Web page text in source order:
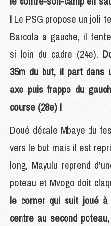
! Le PSG propose un joli
Barcola à gauche, il
si loin du cadre (24e).
35m du but, il part dans
axe puis frappe du
course (28e) !
Doué décale Mbaye du
vers le but mais il est
long, Mayulu reprend
poteau et Mvogo doit
le corner qui suit joué à
centre au second